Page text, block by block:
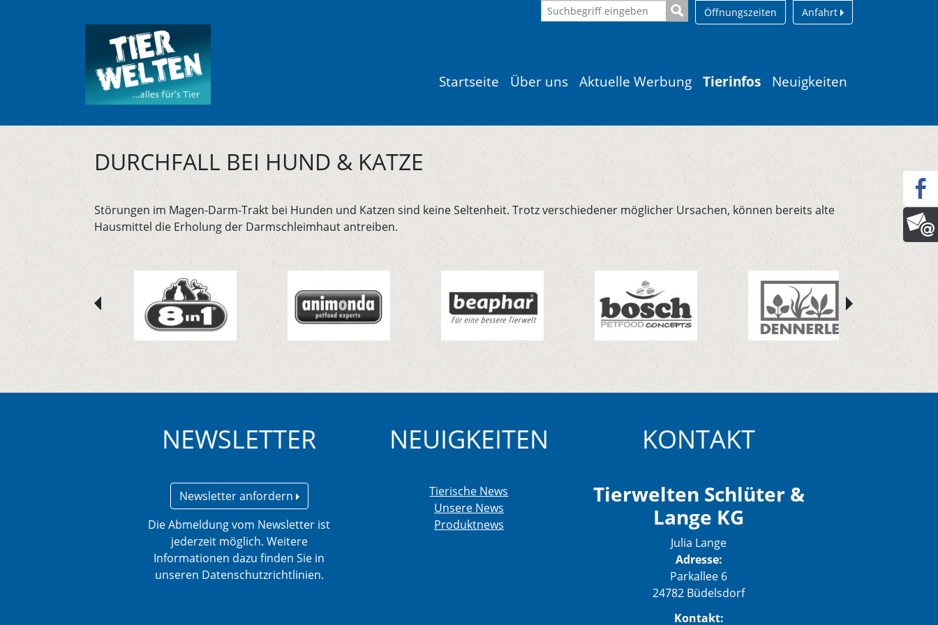
Öffnungszeiten Anfahrt
Startseite Über uns Aktuelle Werbung Tierinfos Neuigkeiten
DURCHFALL BEI HUND & KATZE
Störungen im Magen-Darm-Trakt bei Hunden und Katzen sind keine Seltenheit. Trotz verschiedener möglicher Ursachen, können bereits alte
Hausmittel die Erholung der Darmschleimhaut antreiben.
NEWSLETTER
Newsletter anfordern
Die Abmeldung vom Newsletter ist
jederzeit möglich. Weitere
Informationen dazu finden Sie in
unseren Datenschutzrichtlinien.
NEUIGKEITEN
Tierische News
Unsere News
Produktnews
KONTAKT
Tierwelten Schlüter &
Lange KG
Julia Lange
Adresse:
Parkallee 6
24782 Büdelsdorf
Kontakt: